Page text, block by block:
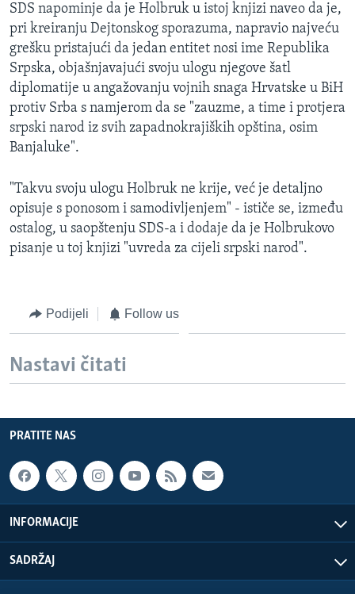
SDS napominje da je Holbruk u istoj knjizi naveo da je,
pri kreiranju Dejtonskog sporazuma, napravio najveću
grešku pristajući da jedan entitet nosi ime Republika
Srpska, objašnjavajući svoju ulogu njegove šatl
diplomatije u angažovanju vojnih snaga Hrvatske u BiH
protiv Srba s namjerom da se "zauzme, a time i protjera
srpski narod iz svih zapadnokrajiških opština, osim
Banjaluke".
"Takvu svoju ulogu Holbruk ne krije, već je detaljno
opisuje s ponosom i samodivljenjem" - ističe se, između
ostalog, u saopštenju SDS-a i dodaje da je Holbrukovo
pisanje u toj knjizi "uvreda za cijeli srpski narod".
Podijeli Follow us
Nastavi čitati
PRATITE NAS
INFORMACIJE
SADRŽAJ